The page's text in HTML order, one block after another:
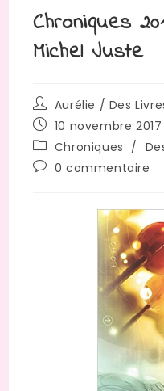
Chroniques
Michel Juste
Auteur/autrice
de
la
publication :
Aurélie / Des
Publication
publiée :
10 novembre 2017
Post
category:
Chroniques /
Commentaires
publication :
0 commentaire